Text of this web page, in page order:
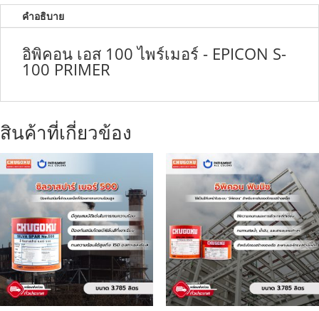
คำอธิบาย
อิพิคอน เอส 100 ไพร์เมอร์ - EPICON S-
100 PRIMER
สินค้าที่เกี่ยวข้อง